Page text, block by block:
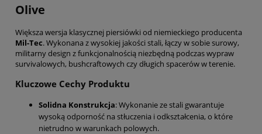
Olive
Większa wersja klasycznej piersiówki od niemieckiego producenta
Mil-Tec. Wykonana z wysokiej jakości stali, łączy w sobie surowy,
militarny design z funkcjonalnością niezbędną podczas wypraw
survivalowych, bushcraftowych czy długich spacerów w terenie.
Kluczowe Cechy Produktu
Solidna Konstrukcja: Wykonanie ze stali gwarantuje
wysoką odporność na stłuczenia i odkształcenia, o które
nietrudno w warunkach polowych.